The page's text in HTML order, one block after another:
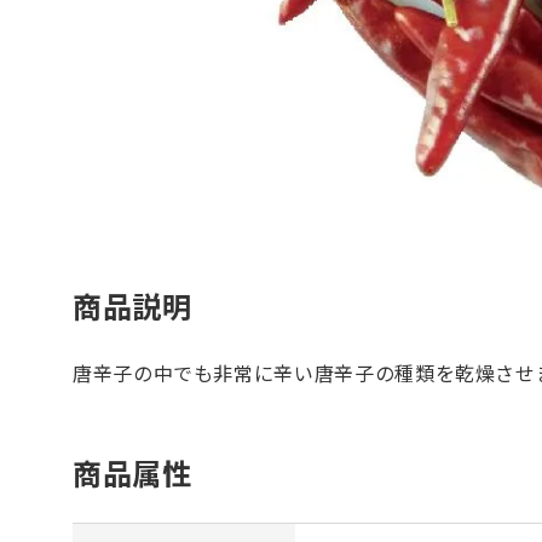
商品説明
唐辛子の中でも非常に辛い唐辛子の種類を乾燥さ
商品属性